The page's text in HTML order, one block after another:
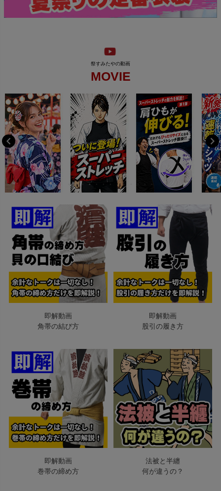
MOVIE
即解動画
角帯の結び方
即解動画
股引の履き方
即解動画
巻帯の締め方
法被と半纏
何が違うの？